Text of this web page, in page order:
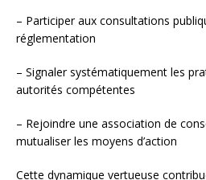
– Participer aux consultations
réglementation
– Signaler systématiquement les
autorités compétentes
– Rejoindre une association de
mutualiser les moyens d’action
Cette dynamique vertueuse